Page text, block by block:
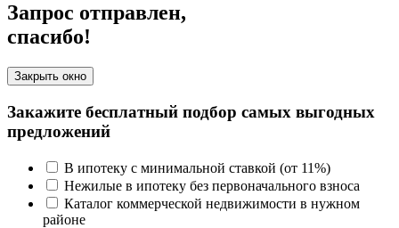
Запрос отправлен,
спасибо!
Закрыть окно
Закажите бесплатный подбор самых выгодных
предложений
В ипотеку с минимальной ставкой (от 11%)
Нежилые в ипотеку без первоначального взноса
Каталог коммерческой недвижимости в нужном
районе